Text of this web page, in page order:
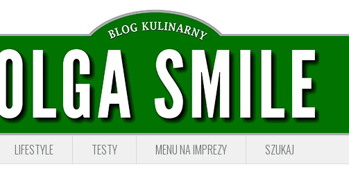
LIFESTYLE TESTY MENU NA IMPREZY SZUKAJ